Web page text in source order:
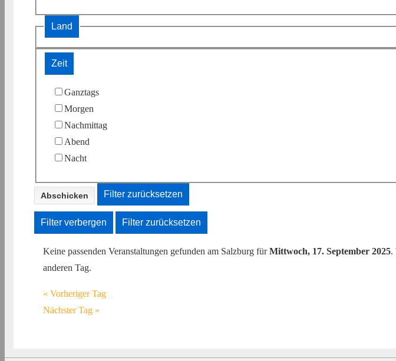
Land
Zeit
Ganztags
Morgen
Nachmittag
Abend
Nacht
Filter zurücksetzen
Filter verbergen Filter zurücksetzen
Keine passenden Veranstaltungen gefunden am Salzburg fürMittwoch, 17. September 2025.
anderen Tag.
« Vorheriger Tag
Nächster Tag »